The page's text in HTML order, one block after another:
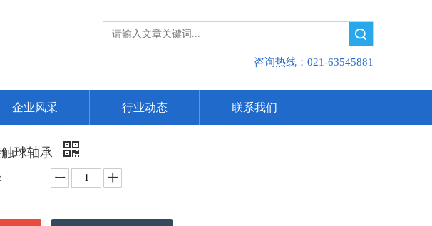
咨询热线：021-63545881
企业风采 行业动态 联系我们
球轴承